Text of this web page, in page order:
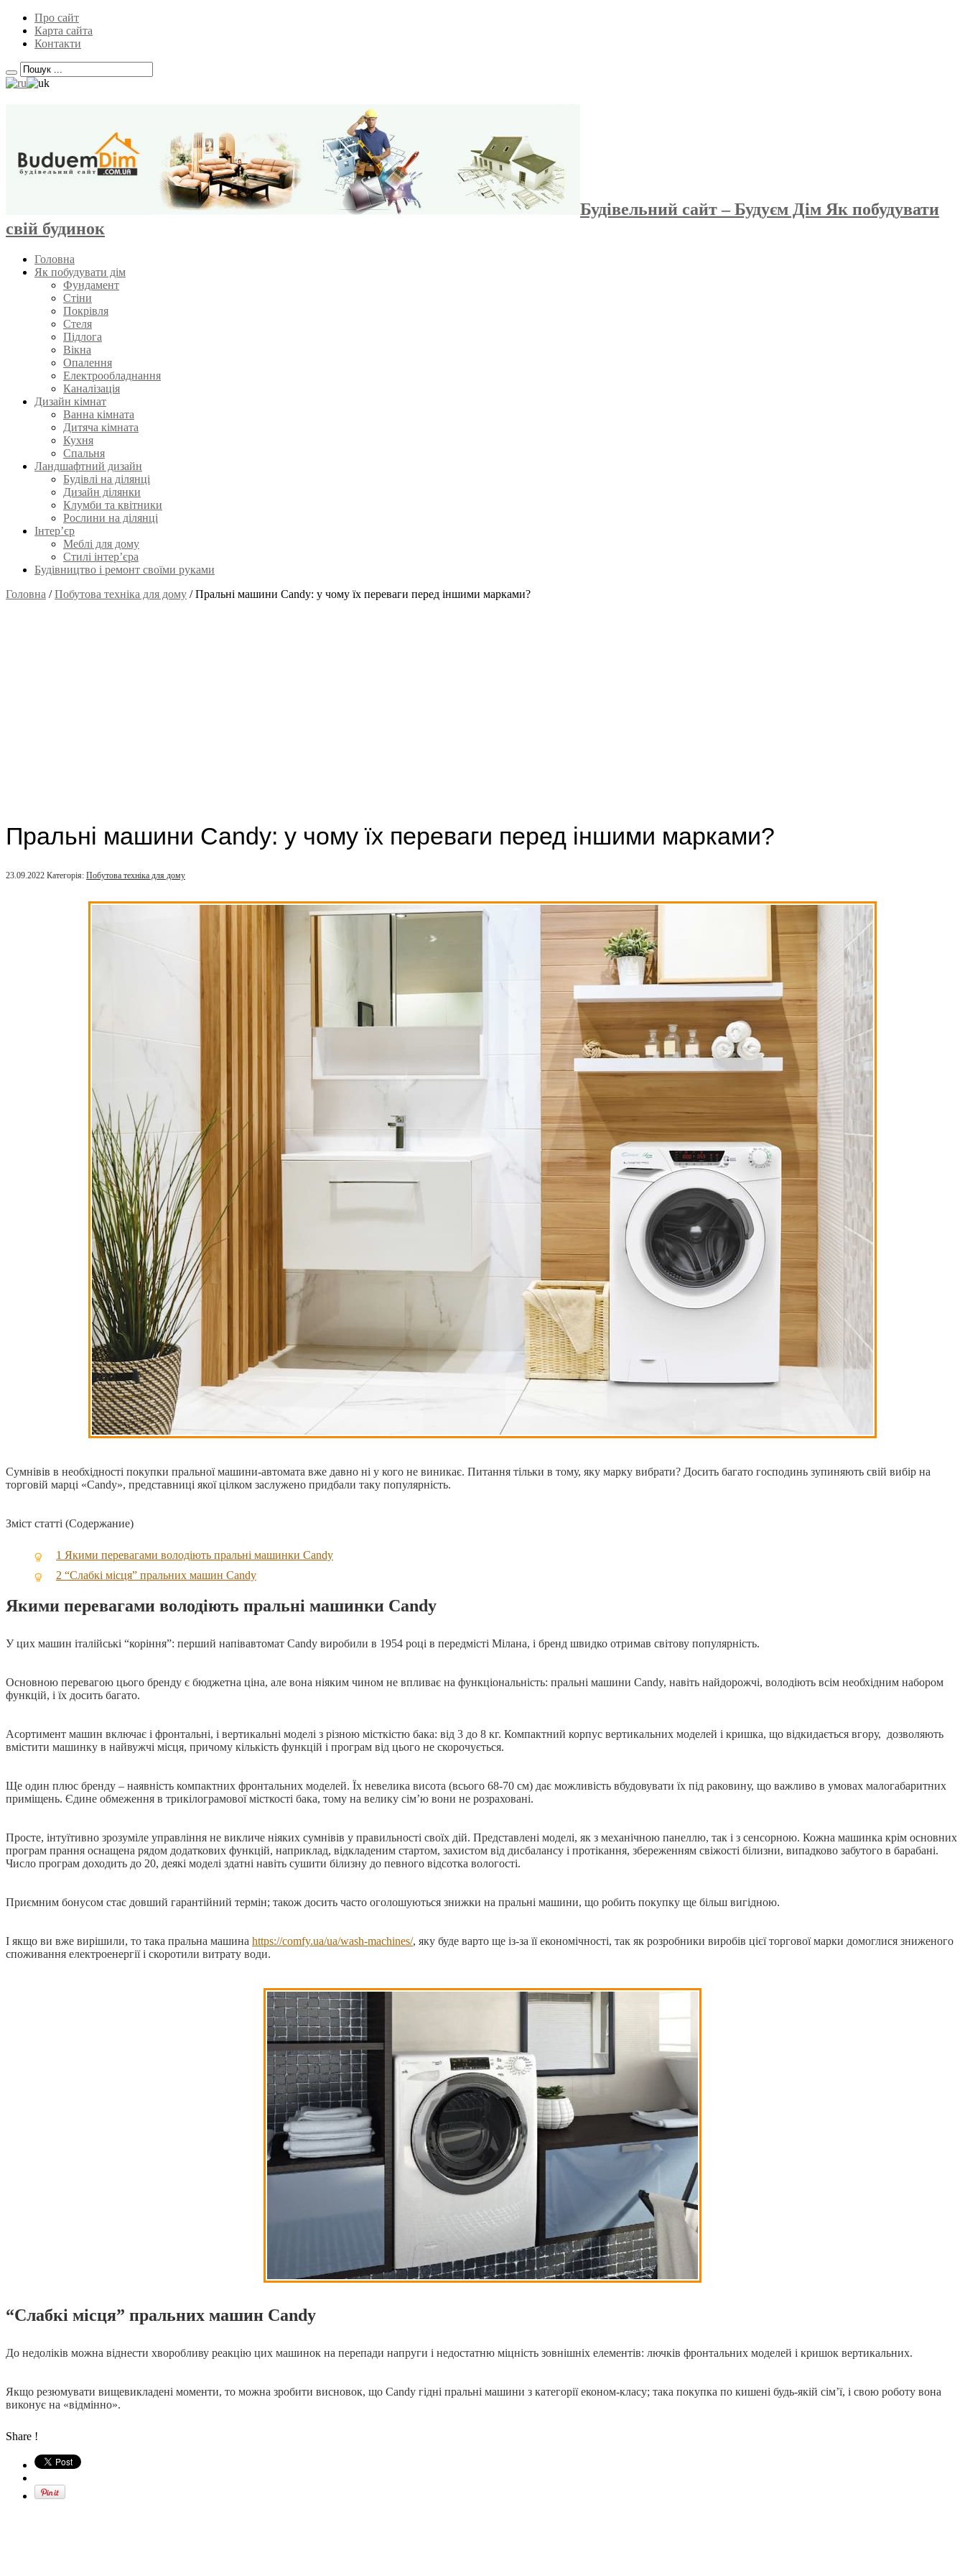
Про сайт
Карта сайта
Контакти
Будівельний сайт – Будуєм Дім Як побудувати
свій будинок
Головна
Як побудувати дім
Фундамент
Стіни
Покрівля
Стеля
Підлога
Вікна
Опалення
Електрообладнання
Каналізація
Дизайн кімнат
Ванна кімната
Дитяча кімната
Кухня
Спальня
Ландшафтний дизайн
Будівлі на ділянці
Дизайн ділянки
Клумби та квітники
Рослини на ділянці
Інтер’єр
Меблі для дому
Стилі інтер’єра
Будівництво і ремонт своїми руками
Головна /Побутова техніка для дому /Пральні машини Candy: у чому їх переваги перед іншими марками?
Пральні машини Candy: у чому їх переваги перед іншими марками?
23.09.2022 Категорія: Побутова техніка для дому
Сумнівів в необхідності покупки пральної машини-автомата вже давно ні у кого не виникає. Питання тільки в тому, яку марку вибрати? Досить багато господинь зупиняють свій вибір на
торговій марці «Candy», представниці якої цілком заслужено придбали таку популярність.
Зміст статті (Содержание)
1 Якими перевагами володіють пральні машинки Candy
2 “Слабкі місця” пральних машин Candy
Якими перевагами володіють пральні машинки Candy
У цих машин італійські “коріння”: перший напівавтомат Candy виробили в 1954 році в передмісті Мілана, і бренд швидко отримав світову популярність.
Основною перевагою цього бренду є бюджетна ціна, але вона ніяким чином не впливає на функціональність: пральні машини Candy, навіть найдорожчі, володіють всім необхідним набором
функцій, і їх досить багато.
Асортимент машин включає і фронтальні, і вертикальні моделі з різною місткістю бака: від 3 до 8 кг. Компактний корпус вертикальних моделей і кришка, що відкидається вгору, дозволяють
вмістити машинку в найвужчі місця, причому кількість функцій і програм від цього не скорочується.
Ще один плюс бренду – наявність компактних фронтальних моделей. Їх невелика висота (всього 68-70 см) дає можливість вбудовувати їх під раковину, що важливо в умовах малогабаритних
приміщень. Єдине обмеження в трикілограмової місткості бака, тому на велику сім’ю вони не розраховані.
Просте, інтуїтивно зрозуміле управління не викличе ніяких сумнівів у правильності своїх дій. Представлені моделі, як з механічною панеллю, так і з сенсорною. Кожна машинка крім основних
програм прання оснащена рядом додаткових функцій, наприклад, відкладеним стартом, захистом від дисбалансу і протікання, збереженням свіжості білизни, випадково забутого в барабані.
Число програм доходить до 20, деякі моделі здатні навіть сушити білизну до певного відсотка вологості.
Приємним бонусом стає довший гарантійний термін; також досить часто оголошуються знижки на пральні машини, що робить покупку ще більш вигідною.
І якщо ви вже вирішили, то така пральна машина https://comfy.ua/ua/wash-machines/, яку буде варто ще із-за її економічності, так як розробники виробів цієї торгової марки домоглися зниженого
споживання електроенергії і скоротили витрату води.
“Слабкі місця” пральних машин Candy
До недоліків можна віднести хворобливу реакцію цих машинок на перепади напруги і недостатню міцність зовнішніх елементів: лючків фронтальних моделей і кришок вертикальних.
Якщо резюмувати вищевикладені моменти, то можна зробити висновок, що Candy гідні пральні машини з категорії економ-класу; така покупка по кишені будь-якій сім’ї, і свою роботу вона
виконує на «відмінно».
Share !